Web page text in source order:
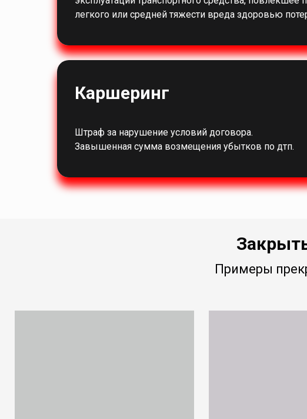
легкого или средней тяжести вреда здоровью
Каршеринг
Штраф за нарушение условий договора.
Завышенная сумма возмещения убытков по дтп.
Примеры